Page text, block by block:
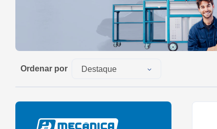
Ordenar por Destaque
Mais Recentes